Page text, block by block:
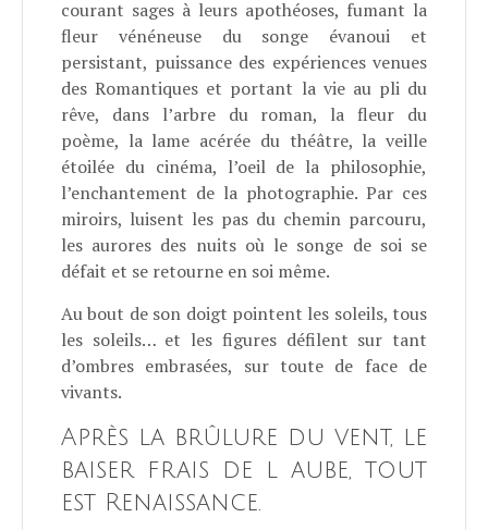
courant sages à leurs apothéoses, fumant la
fleur vénéneuse du songe évanoui et
persistant, puissance des expériences venues
des Romantiques et portant la vie au pli du
rêve, dans l’arbre du roman, la fleur du
poème, la lame acérée du théâtre, la veille
étoilée du cinéma, l’oeil de la philosophie,
l’enchantement de la photographie. Par ces
miroirs, luisent les pas du chemin parcouru,
les aurores des nuits où le songe de soi se
défait et se retourne en soi même.
Au bout de son doigt pointent les soleils, tous
les soleils… et les figures défilent sur tant
d’ombres embrasées, sur toute de face de
vivants.
Après la brûlure du vent, le
baiser frais de l aube, tout
est Renaissance.